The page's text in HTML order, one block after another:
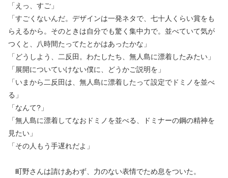
「えっ、すご」
「すごくないんだ。デザインは一発ネタで、七十人くらい賞をも
らえるから。そのときは自分でも驚く集中力で。並べていて気が
つくと、八時間たってたとかはあったかな」
「どうしよう、二反田。わたしたち、無人島に漂着したみたい」
「展開についていけない僕に、どうかご説明を」
「いまから二反田は、無人島に漂着したって設定でドミノを並べ
る」
「なんて?」
「無人島に漂着してなおドミノを並べる、ドミナーの鋼の精神を
見たい」
「その人もう手遅れだよ」
町野さんは請けあわず、力のない表情でため息をついた。